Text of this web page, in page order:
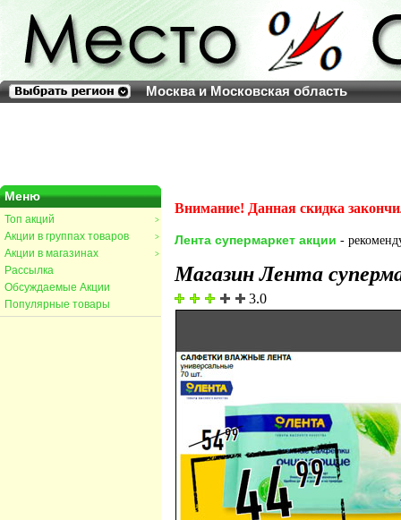
Москва и Московская область
Меню
>
Топ акций
>
Акции в группах товаров
>
Акции в магазинах
Рассылка
Обсуждаемые Акции
Популярные товары
Внимание! Данная скидка
Лента супермаркет акции -
Магазин Лента
3.0